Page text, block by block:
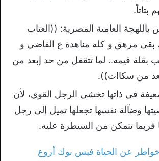
بتاتاً.
العامية المصرية: ((العتاب
بقى مرهق و كله مناهدة ع الفاضي و
بقلة قيمه.. لما تتقفل من حد إبعد من
من سكاات)).
في ذاتها تخشي الرجل القوي، لأن
وضآلة نفسها تجعلها تميل إلى رجل
فربما تتمكن من السيطرة عليه.
10 خواطر عن الحياة فيس بوك أروع